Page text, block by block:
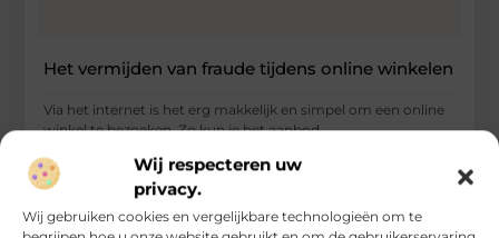
Wij respecteren uw
privacy.
Wij gebruiken cookies en vergelijkbare technologieën om te
Het vermijden van fraude tijdens online winkelen
Via het internet is het erg makkelijk en simpel om een online
winkel te bezoeken. Zo kun je het aanbod
...
Computers / Internet / Searching